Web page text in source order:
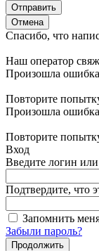
Отправить
Отмена
Спасибо, что
Наш оператор
Произошла
Повторите
Произошла
Повторите
Вход
Введите логин
Подтвердите, что
Запомнить
Забыли пароль?
Продолжить